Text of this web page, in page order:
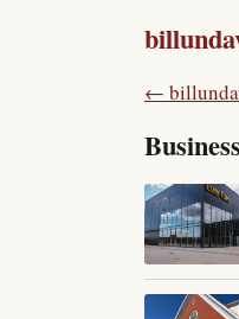
←
Business